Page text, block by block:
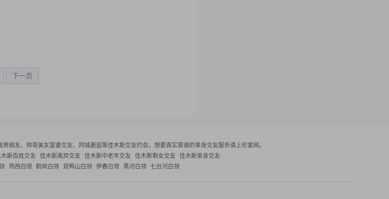
下一页
朋友、帅哥美女富婆交友、同城邂逅等佳木斯交友约会，想要真实靠谱的单身交友服务请上珍爱网。
斯百姓交友 佳木斯离异交友 佳木斯中老年交友 佳木斯剩女交友
佳木斯单身交友
鸡西白领 鹤岗白领 双鸭山白领 伊春白领 黑河白领 七台河白领